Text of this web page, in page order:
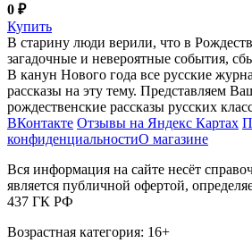
0 ₽
Купить
В старину люди верили, что в
загадочные и невероятные события,
В канун Нового года все русские
рассказы на эту тему. Представляем
рождественские рассказы русских
ВКонтакте Отзывы на Яндекс Картах
конфиденциальностиО магазине
Вся информация на сайте несёт
является публичной офертой,
437 ГК РФ
Возрастная категория: 16+